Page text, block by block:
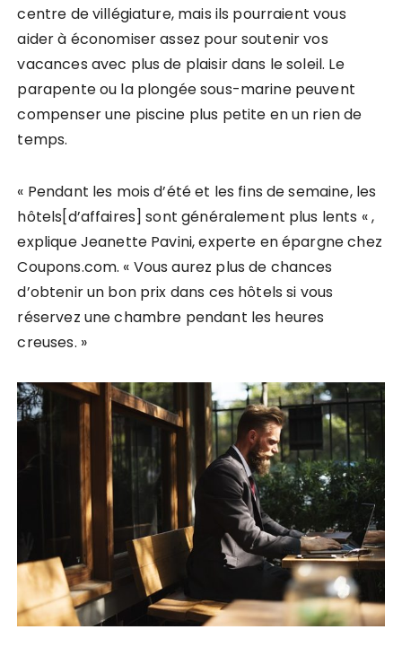
centre de villégiature, mais ils pourraient vous
aider à économiser assez pour soutenir vos
vacances avec plus de plaisir dans le soleil. Le
parapente ou la plongée sous-marine peuvent
compenser une piscine plus petite en un rien de
temps.
« Pendant les mois d’été et les fins de semaine, les
hôtels[d’affaires] sont généralement plus lents « ,
explique Jeanette Pavini, experte en épargne chez
Coupons.com. « Vous aurez plus de chances
d’obtenir un bon prix dans ces hôtels si vous
réservez une chambre pendant les heures
creuses. »